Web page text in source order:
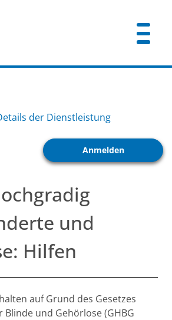
A-Z
der Dienstleistung
Anmelden
und
Hilfen
auf Grund des Gesetzes
und Gehörlose (GHBG